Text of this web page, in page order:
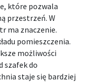
które pozwala
przestrzeń. W
ma znaczenie.
pomieszczenia.
możliwości
szafek do
staje się bardziej